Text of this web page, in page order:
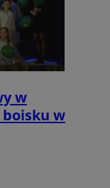
w
boisku w